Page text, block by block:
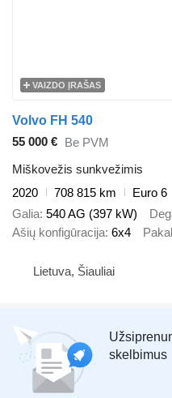
VAIZDO ĮRAŠAS
Volvo FH 540
55 000 € Be PVM
Miškovežis sunkvežimis
2020
708 815 km
Euro 6
Galia 540 AG (397 kW)
Ašių konfigūracija 6x4
Lietuva, Šiauliai
skelbimus